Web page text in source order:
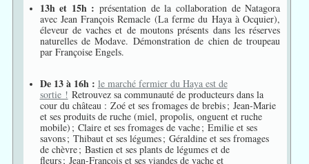
13h et 15h :présentation de la collaboration de Natagora
avec Jean François Remacle (La ferme du Haya à Ocquier),
éleveur de vaches et de moutons présents dans les réserves
naturelles de Modave. Démonstration de chien de troupeau
par Françoise Engels.
De 13 à 16h : le marché fermier du Haya est de
sortie ! Retrouvez sa communauté de producteurs dans la
cour du château : Zoé et ses fromages de brebis ; Jean-Marie
et ses produits de ruche (miel, propolis, onguent et ruche
mobile) ; Claire et ses fromages de vache ; Emilie et ses
savons ; Thibaut et ses légumes ; Géraldine et ses fromages
de chèvre ; Bastien et ses plants de légumes et de
fleurs ; Jean-François et ses viandes de vache et